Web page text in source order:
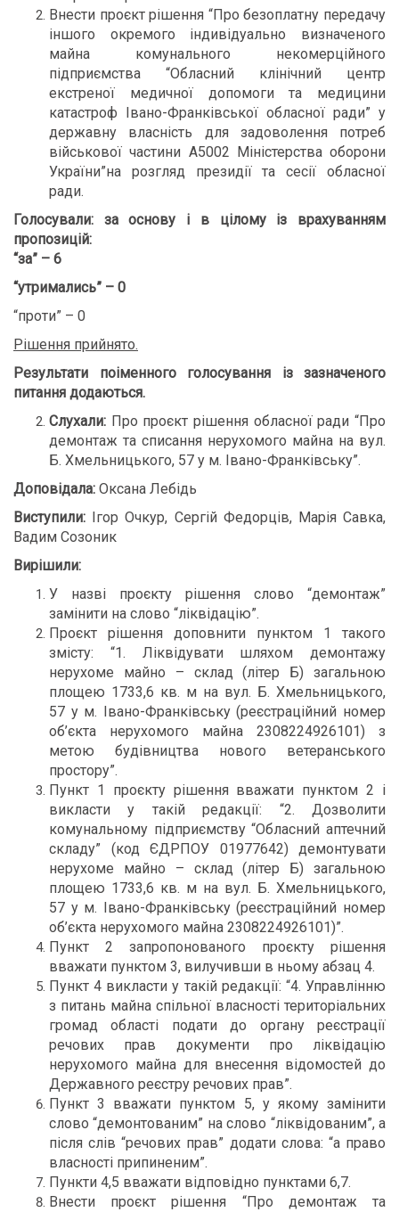
Внести проєкт рішення “Про безоплатну передачу
іншого окремого індивідуально визначеного
майна комунального некомерційного
підприємства “Обласний клінічний центр
екстреної медичної допомоги та медицини
катастроф Івано-Франківської обласної ради” у
державну власність для задоволення потреб
військової частини А5002 Міністерства оборони
України”на розгляд президії та сесії обласної
ради.
Голосували: за основу і в цілому із врахуванням
пропозицій:
“за” – 6
“утримались” – 0
“проти” – 0
Рішення прийнято.
Результати поіменного голосування із зазначеного
питання додаються.
Слухали: Про проєкт рішення обласної ради “Про
демонтаж та списання нерухомого майна на вул.
Б. Хмельницького, 57 у м. Івано-Франківську”.
Доповідала: Оксана Лебідь
Виступили: Ігор Очкур, Сергій Федорців, Марія Савка,
Вадим Созоник
Вирішили:
У назві проєкту рішення слово “демонтаж”
замінити на слово “ліквідацію”.
Проєкт рішення доповнити пунктом 1 такого
змісту: “1. Ліквідувати шляхом демонтажу
нерухоме майно – склад (літер Б) загальною
площею 1733,6 кв. м на вул. Б. Хмельницького,
57 у м. Івано-Франківську (реєстраційний номер
об’єкта нерухомого майна 2308224926101) з
метою будівництва нового ветеранського
простору”.
Пункт 1 проєкту рішення вважати пунктом 2 і
викласти у такій редакції: “2. Дозволити
комунальному підприємству “Обласний аптечний
складу” (код ЄДРПОУ 01977642) демонтувати
нерухоме майно – склад (літер Б) загальною
площею 1733,6 кв. м на вул. Б. Хмельницького,
57 у м. Івано-Франківську (реєстраційний номер
об’єкта нерухомого майна 2308224926101)”.
Пункт 2 запропонованого проєкту рішення
вважати пунктом 3, вилучивши в ньому абзац 4.
Пункт 4 викласти у такій редакції: “4. Управлінню
з питань майна спільної власності територіальних
громад області подати до органу реєстрації
речових прав документи про ліквідацію
нерухомого майна для внесення відомостей до
Державного реєстру речових прав”.
Пункт 3 вважати пунктом 5, у якому замінити
слово “демонтованим” на слово “ліквідованим”, а
після слів “речових прав” додати слова: “а право
власності припиненим”.
Пункти 4,5 вважати відповідно пунктами 6,7.
Внести проєкт рішення “Про демонтаж та